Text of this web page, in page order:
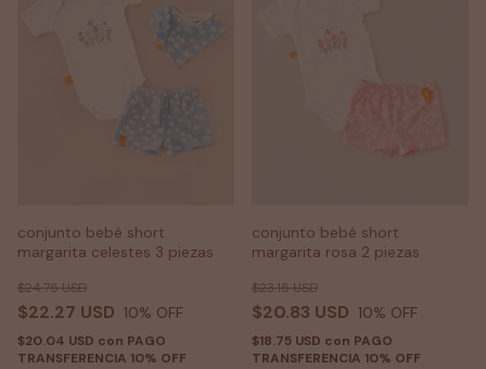
conjunto bebé short
margarita celestes 3 piezas
$22.27 USD
$24.75 USD
10% OFF
$20.04 USD con PAGO
TRANSFERENCIA 10% OFF
conjunto bebé short
margarita rosa 2 piezas
$20.83 USD
$23.15 USD
10% OFF
$18.75 USD con PAGO
TRANSFERENCIA 10% OFF